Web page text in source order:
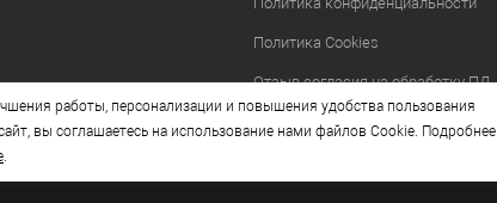
Политика Cookies
Отзыв согласия на обработку ПД
работы, персонализации и повышения удобства пользования
вы соглашаетесь на использование нами файлов Cookie. Подробнее
.